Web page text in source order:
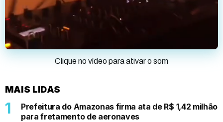
Clique no vídeo para ativar o som
MAIS LIDAS
Prefeitura do Amazonas firma ata de R$ 1,42 milhão
para fretamento de aeronaves